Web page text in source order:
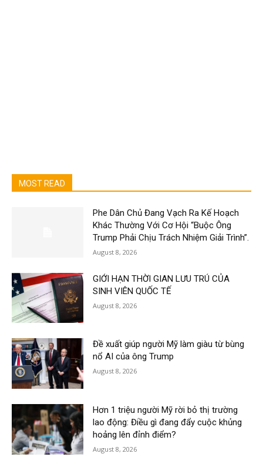
MOST READ
Phe Dân Chủ Đang Vạch Ra Kế Hoạch
Khác Thường Với Cơ Hội “Buộc Ông
Trump Phải Chịu Trách Nhiệm Giải Trình”.
August 8, 2026
GIỚI HẠN THỜI GIAN LƯU TRÚ CỦA
SINH VIÊN QUỐC TẾ
August 8, 2026
Đề xuất giúp người Mỹ làm giàu từ bùng
nổ AI của ông Trump
August 8, 2026
Hơn 1 triệu người Mỹ rời bỏ thị trường
lao động: Điều gì đang đẩy cuộc khủng
hoảng lên đỉnh điểm?
August 8, 2026